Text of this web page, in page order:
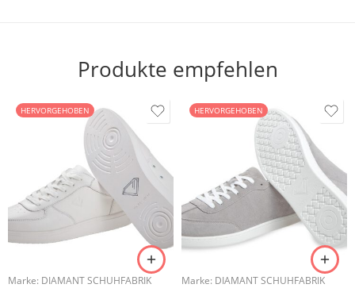
Produkte empfehlen
HERVORGEHOBEN
Marke: DIAMANT SCHUHFABRIK
HERVORGEHOBEN
Marke: DIAMANT SCHUHFABRIK